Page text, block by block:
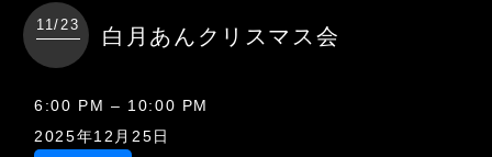
11/23 白月あんクリスマス会
白
月
6:00 PM – 10:00 PM
2025年12月25日